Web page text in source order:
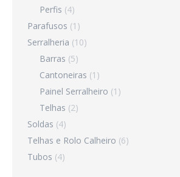
Perfis (4)
Parafusos (1)
Serralheria (10)
Barras (5)
Cantoneiras (1)
Painel Serralheiro (1)
Telhas (2)
Soldas (4)
Telhas e Rolo Calheiro (6)
Tubos (4)